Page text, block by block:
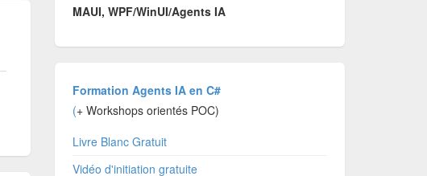
MAUI, WPF/WinUI/Agents IA
Formation Agents IA en C#
(+ Workshops orientés POC)
Livre Blanc Gratuit
Vidéo d'initiation gratuite